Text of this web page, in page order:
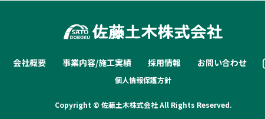
会社概要 事業内容/施工実績 採用情報 お問い合わせ
個人情報保護方針
Copyright © 佐藤土木株式会社 All Rights Reserved.